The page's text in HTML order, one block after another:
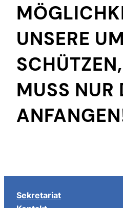
UNSERE
MUSS NUR
Sekretariat